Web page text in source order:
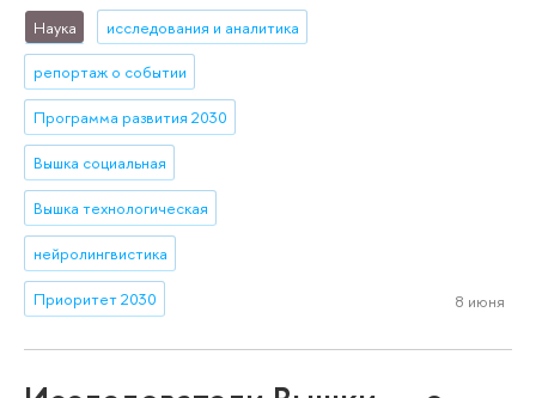
Наука исследования и аналитика
репортаж о событии
Программа развития 2030
Вышка социальная
Вышка технологическая
нейролингвистика
Приоритет 2030 8 июня